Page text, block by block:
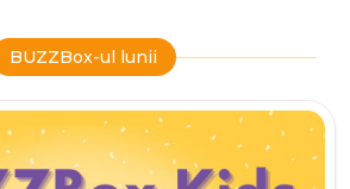
BUZZBox-ul lunii